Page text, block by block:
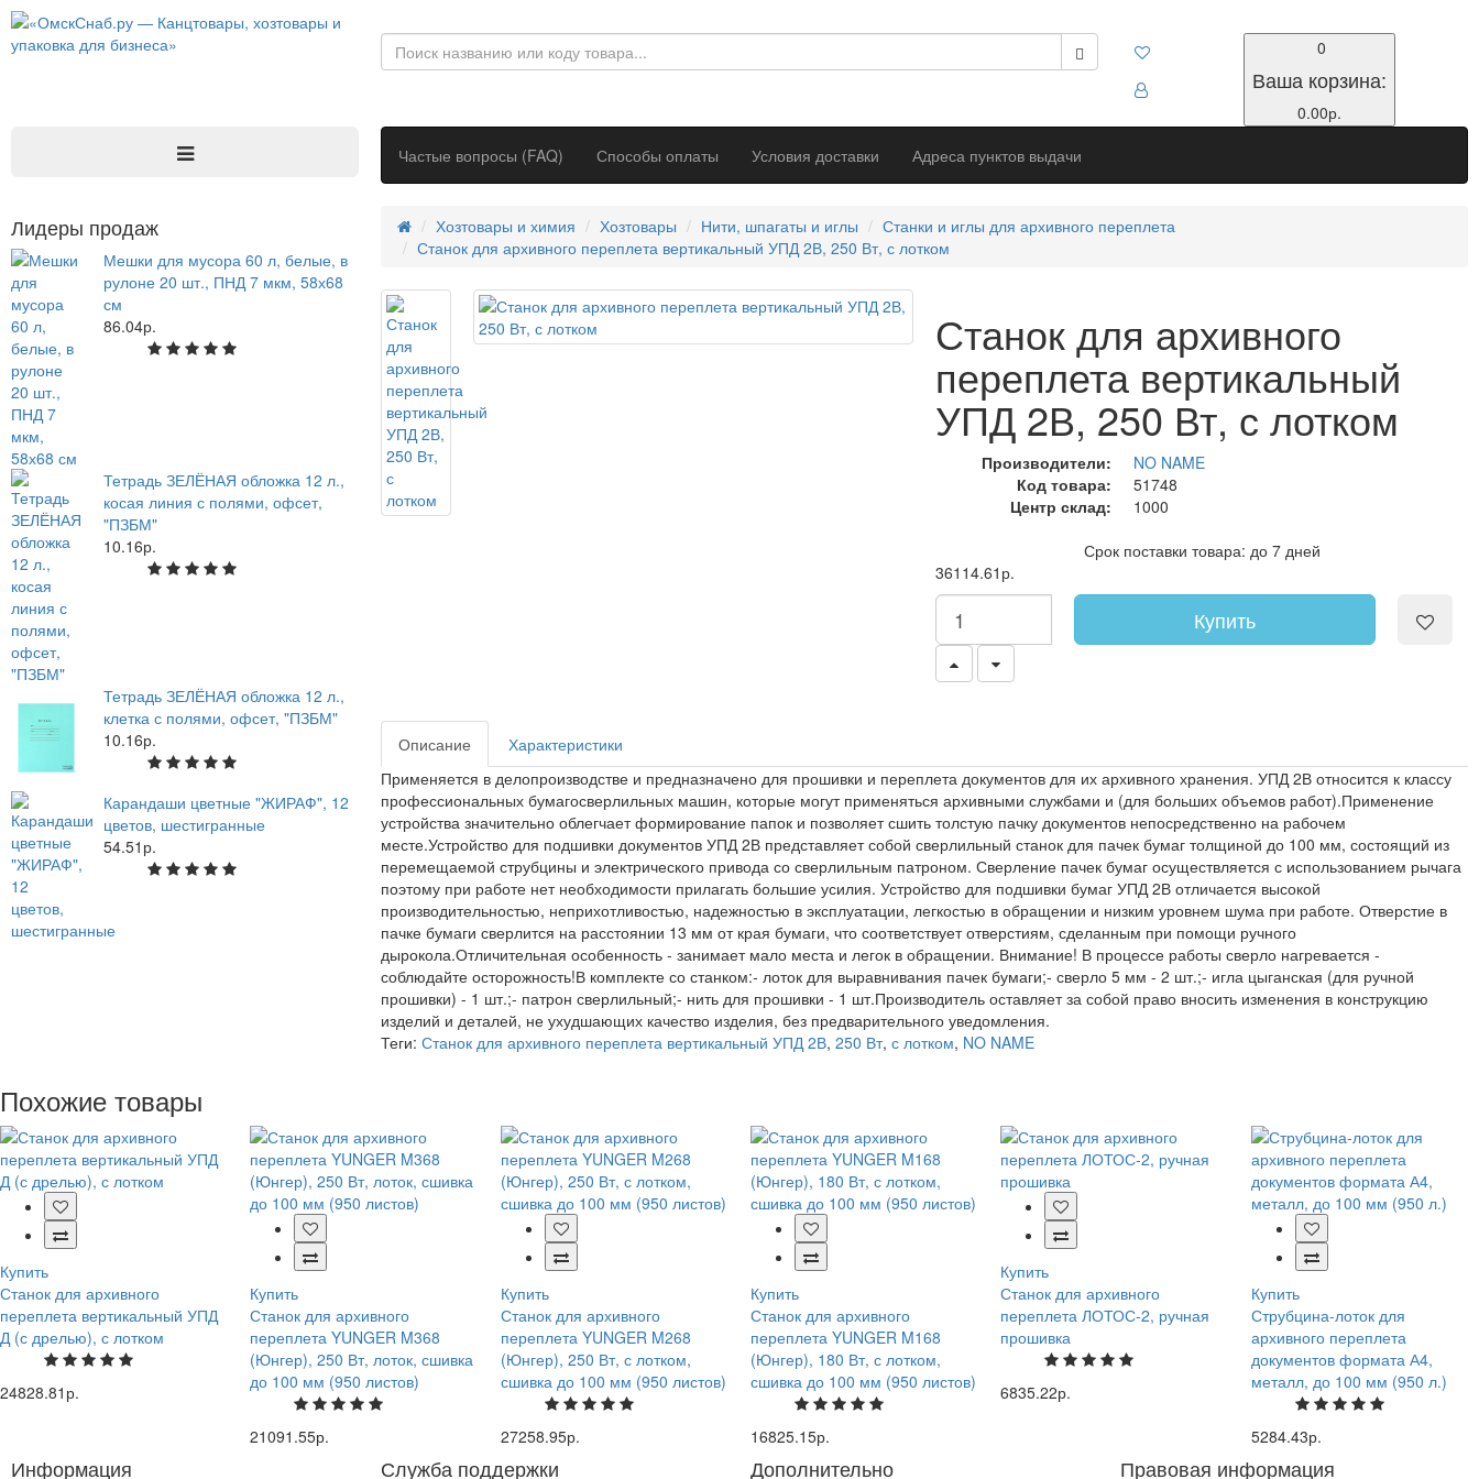
0
Ваша корзина:
0.00р.
Частые вопросы (FAQ)
Способы оплаты Условия доставки Адреса пунктов выдачи
Хозтовары и химия Хозтовары Нити, шпагаты и иглы
Станки и иглы для архивного переплета
Станок для архивного переплета вертикальный УПД 2В, 250 Вт, с лотком
Станок для архивного
переплета вертикальный
УПД 2В, 250 Вт, с лотком
Производители:
NO NAME
Код товара:
51748
Центр склад:
1000
Срок поставки товара: до 7 дней
36114.61р.
Купить
Описание
Характеристики
Применяется в делопроизводстве и предназначено для прошивки и переплета документов для их архивного хранения. УПД 2В относится к классу
профессиональных бумагосверлильных машин, которые могут применяться архивными службами и (для больших объемов работ).Применение
устройства значительно облегчает формирование папок и позволяет сшить толстую пачку документов непосредственно на рабочем
месте.Устройство для подшивки документов УПД 2В представляет собой сверлильный станок для пачек бумаг толщиной до 100 мм, состоящий из
перемещаемой струбцины и электрического привода со сверлильным патроном. Сверление пачек бумаг осуществляется с использованием рычага
поэтому при работе нет необходимости прилагать большие усилия. Устройство для подшивки бумаг УПД 2В отличается высокой
производительностью, неприхотливостью, надежностью в эксплуатации, легкостью в обращении и низким уровнем шума при работе. Отверстие в
пачке бумаги сверлится на расстоянии 13 мм от края бумаги, что соответствует отверстиям, сделанным при помощи ручного
дырокола.Отличительная особенность - занимает мало места и легок в обращении. Внимание! В процессе работы сверло нагревается -
соблюдайте осторожность!В комплекте со станком:- лоток для выравнивания пачек бумаги;- сверло 5 мм - 2 шт.;- игла цыганская (для ручной
прошивки) - 1 шт.;- патрон сверлильный;- нить для прошивки - 1 шт.Производитель оставляет за собой право вносить изменения в конструкцию
изделий и деталей, не ухудшающих качество изделия, без предварительного уведомления.
Теги: Станок для архивного переплета вертикальный УПД 2В, 250 Вт, с лотком, NO NAME
Лидеры продаж
Мешки для мусора 60 л, белые, в
рулоне 20 шт., ПНД 7 мкм, 58х68
см
86.04р.
Тетрадь ЗЕЛЁНАЯ обложка 12 л.,
косая линия с полями, офсет,
"ПЗБМ"
10.16р.
Тетрадь ЗЕЛЁНАЯ обложка 12 л.,
клетка с полями, офсет, "ПЗБМ"
10.16р.
Карандаши цветные "ЖИРАФ", 12
цветов, шестигранные
54.51р.
Похожие товары
Купить
Станок для архивного
переплета вертикальный УПД
Д (с дрелью), с лотком
24828.81р.
Купить
Станок для архивного
переплета YUNGER M368
(Юнгер), 250 Вт, лоток, сшивка
до 100 мм (950 листов)
21091.55р.
Купить
Станок для архивного
переплета YUNGER M268
(Юнгер), 250 Вт, с лотком,
сшивка до 100 мм (950 листов)
27258.95р.
Купить
Станок для архивного
переплета YUNGER M168
(Юнгер), 180 Вт, с лотком,
сшивка до 100 мм (950 листов)
16825.15р.
Купить
Станок для архивного
переплета ЛОТОС-2, ручная
прошивка
6835.22р.
Купить
Струбцина-лоток для
архивного переплета
документов формата А4,
металл, до 100 мм (950 л.)
5284.43р.
Информация Служба поддержки Дополнительно Правовая информация